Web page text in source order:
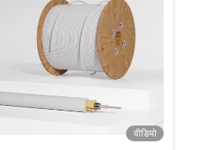
वीडियो